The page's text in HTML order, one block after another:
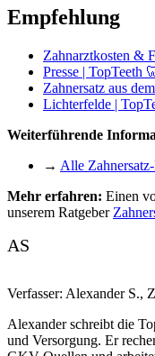
Empfehlung
Zahnarztkosten &
Presse | TopTeeth
Zahnersatz aus
Lichterfelde |
Weiterführende
→ Alle
Mehr erfahren: Einen
unserem Ratgeber
AS
Verfasser: Alexander S.,
Alexander schreibt die
und Versorgung. Er